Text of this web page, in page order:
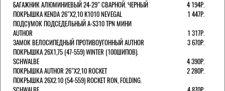
БАГАЖНИК АЛЮМИНИЕВЫЙ 24-29" СВАРНОЙ. ЧЕРНЫЙ
4 194Р.
ПОКРЫШКА KENDA 26"Х2,10 K1010 NEVEGAL
1 447Р.
ПОДСУМОК ПОДСЕДЕЛЬНЫЙ A-S310 TPN МИНИ
AUTHOR
1 317Р.
ЗАМОК ВЕЛОСИПЕДНЫЙ ПРОТИВОУГОННЫЙ AUTHOR
3 670Р.
ПОКРЫШКА 26X1,75 (47-559) WINTER (100ШИПОВ).
SCHWALBE
4 390Р.
ПОКРЫШКА AUTHOR 26"Х2,10 ROCKET
2 280Р.
ПОКРЫШКА 26X2.10 (54-559) ROCKET RON, FOLDING.